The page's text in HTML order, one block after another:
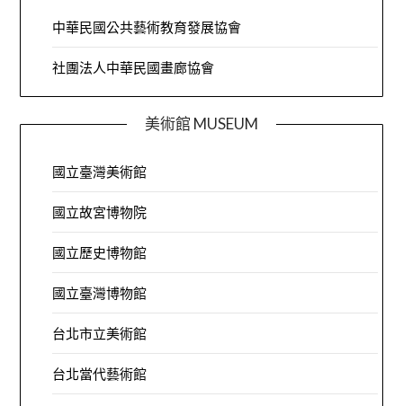
中華民國公共藝術教育發展協會
社團法人中華民國畫廊協會
美術館 MUSEUM
國立臺灣美術館
國立故宮博物院
國立歷史博物館
國立臺灣博物館
台北市立美術館
台北當代藝術館